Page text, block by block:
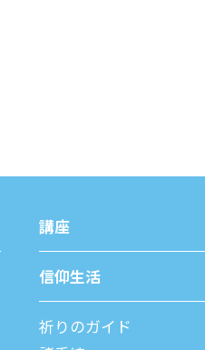
講座
信仰⽣活
祈りのガイド